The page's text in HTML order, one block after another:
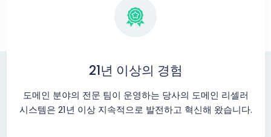
21년 이상의 경험
도메인 분야의 전문 팀이 운영하는 당사의 도메인 리셀러
시스템은 21년 이상 지속적으로 발전하고 혁신해 왔습니다.